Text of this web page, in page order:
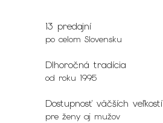
13 predajní
po celom Slovensku
Dlhoročná tradícia
od roku 1995
Dostupnosť väčších veľkostí
pre ženy aj mužov